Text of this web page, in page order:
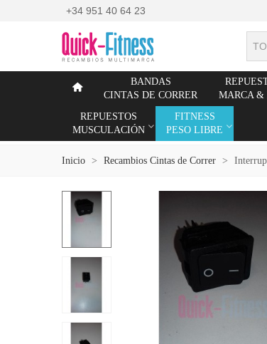
+34 951 40 64 23
BANDAS
CINTAS DE CORRER
MARCA &
REPUESTOS
MUSCULACIÓN
FITNESS
PESO LIBRE
Inicio > Recambios Cintas de Correr >